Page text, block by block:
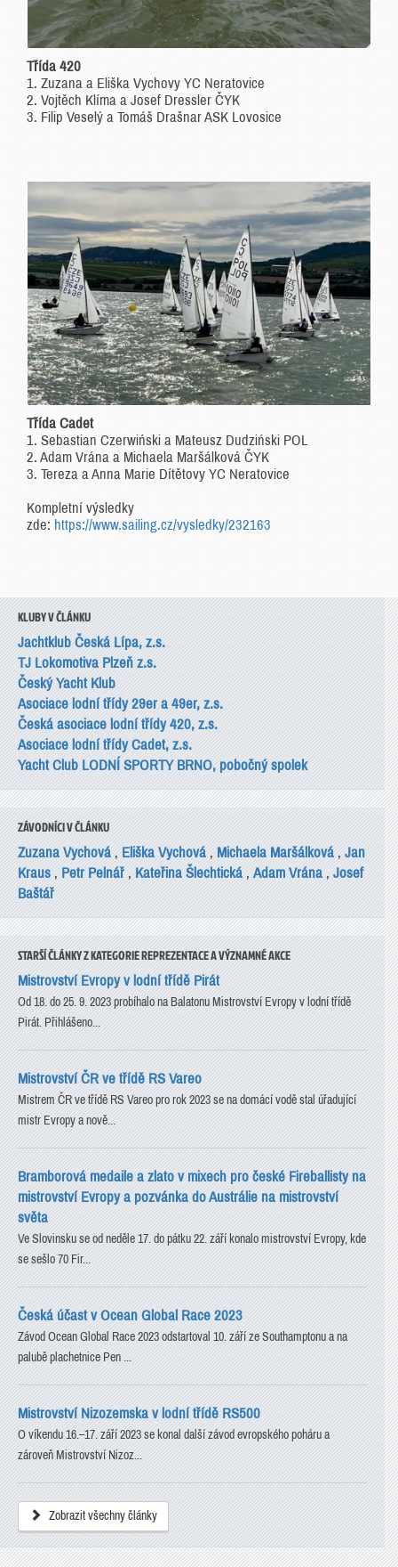
Třída 420
1. Zuzana a Eliška Vychovy YC Neratovice
2. Vojtěch Klíma a Josef Dressler ČYK
3. Filip Veselý a Tomáš Drašnar ASK Lovosice
Třída Cadet
1. Sebastian Czerwiński a Mateusz Dudziński POL
2. Adam Vrána a Michaela Maršálková ČYK
3. Tereza a Anna Marie Dítětovy YC Neratovice
Kompletní výsledky
zde: https://www.sailing.cz/vysledky/232163
KLUBY V ČLÁNKU
Jachtklub Česká Lípa, z.s.
TJ Lokomotiva Plzeň z.s.
Český Yacht Klub
Asociace lodní třídy 29er a 49er, z.s.
Česká asociace lodní třídy 420, z.s.
Asociace lodní třídy Cadet, z.s.
Yacht Club LODNÍ SPORTY BRNO, pobočný spolek
ZÁVODNÍCI V ČLÁNKU
Zuzana Vychová,Eliška Vychová,Michaela Maršálková,Jan
Kraus,Petr Pelnář,Kateřina Šlechtická,Adam Vrána, Josef
Baštář
STARŠÍ ČLÁNKY Z KATEGORIE REPREZENTACE A VÝZNAMNÉ AKCE
Mistrovství Evropy v lodní třídě Pirát
Od 18. do 25. 9. 2023 probíhalo na Balatonu Mistrovství Evropy v lodní třídě
Pirát. Přihlášeno...
Mistrovství ČR ve třídě RS Vareo
Mistrem ČR ve třídě RS Vareo pro rok 2023 se na domácí vodě stal úřadující
mistr Evropy a nově...
Bramborová medaile a zlato v mixech pro české Fireballisty na
mistrovství Evropy a pozvánka do Austrálie na mistrovství
světa
Ve Slovinsku se od neděle 17. do pátku 22. září konalo mistrovství Evropy, kde
se sešlo 70 Fir...
Česká účast v Ocean Global Race 2023
Závod Ocean Global Race 2023 odstartoval 10. září ze Southamptonu a na
palubě plachetnice Pen ...
Mistrovství Nizozemska v lodní třídě RS500
O víkendu 16.–17. září 2023 se konal další závod evropského poháru a
zároveň Mistrovství Nizoz...
Zobrazit všechny články